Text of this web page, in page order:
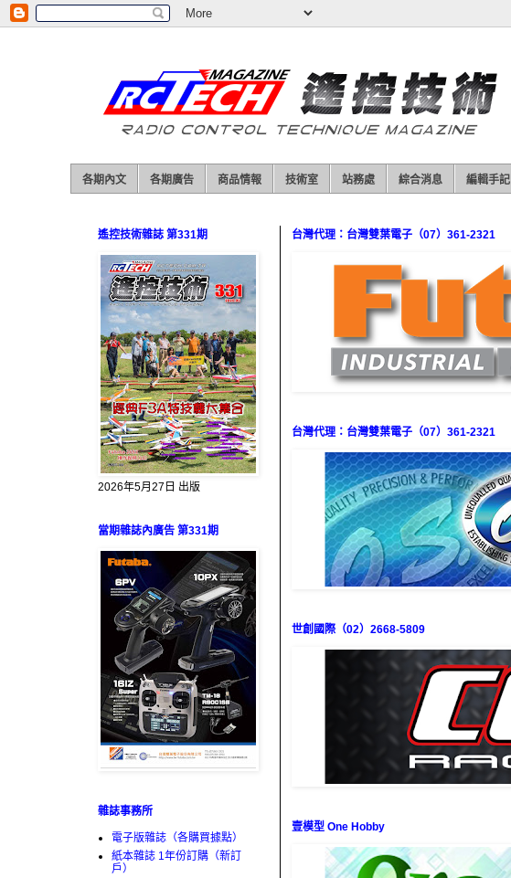
各期內文 各期廣告 商品情報 技術室 站務處 綜合消息 編輯手記
台灣代理：台灣雙葉電子（07）361-2321
台灣代理：台灣雙葉電子（07）361-2321
世創國際（02）2668-5809
壹模型 One Hobby
遙控技術雜誌 第331期
2026年5月27日 出版
當期雜誌內廣告 第331期
雜誌事務所
電子版雜誌（各購買據點）
紙本雜誌 1年份訂購（新訂
戶）